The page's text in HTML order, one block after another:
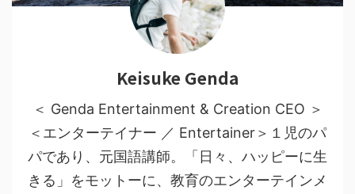
Keisuke Genda
＜ Genda Entertainment & Creation CEO ＞
＜エンターテイナー ／ Entertainer＞１児のパ
パであり、元国語講師。「日々、ハッピーに生
きる」をモットーに、教育のエンターテインメ